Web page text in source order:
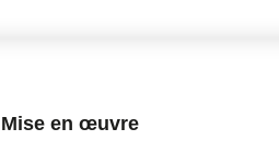
Mise en œuvre